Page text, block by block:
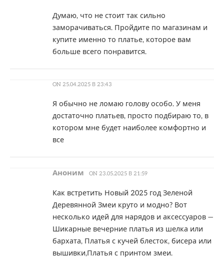
Думаю, что не стоит так сильно
заморачиваться. Пройдите по магазинам и
купите именно то платье, которое вам
больше всего понравится.
ON 25.04.2025 В 23:43
Я обычно не ломаю голову особо. У меня
достаточно платьев, просто подбираю то, в
котором мне будет наиболее комфортно и
все
Аноним ON 23.05.2025 В 21:59
Как встретить Новый 2025 год Зеленой
Деревянной Змеи круто и модно? Вот
несколько идей для нарядов и аксессуаров —
Шикарные вечерние платья из шелка или
бархата, Платья с кучей блесток, бисера или
вышивки,Платья с принтом змеи.